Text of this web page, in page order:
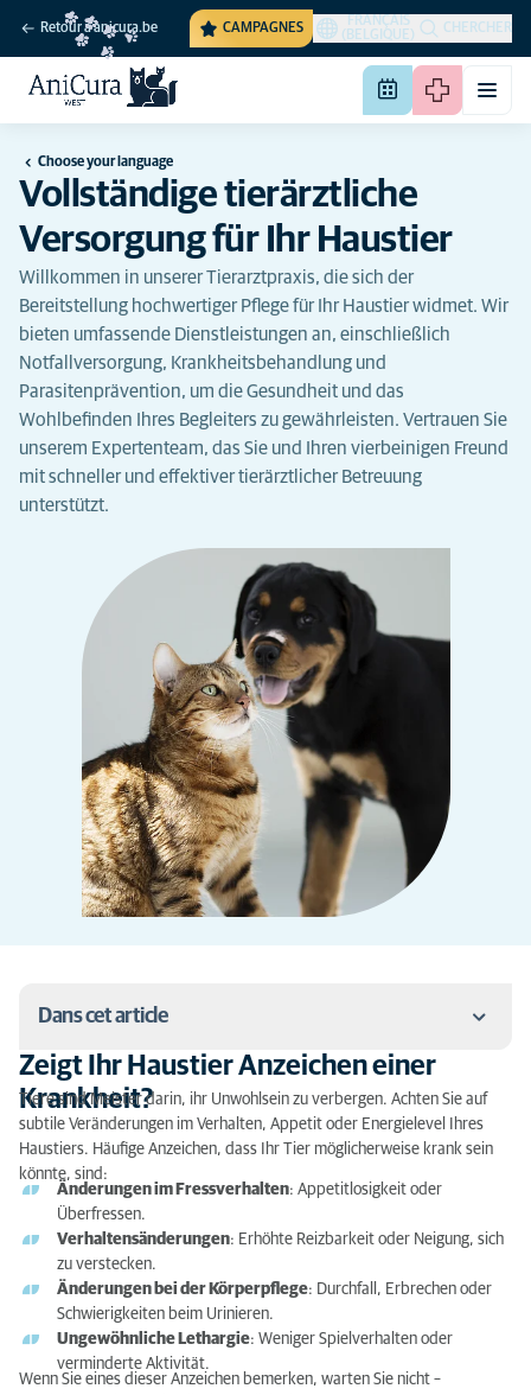
Retour à anicura.be CAMPAGNES
FRANÇAIS
(BELGIQUE)
CHERCHER
Choose your language
Vollständige tierärztliche
Versorgung für Ihr Haustier
Willkommen in unserer Tierarztpraxis, die sich der
Bereitstellung hochwertiger Pflege für Ihr Haustier widmet. Wir
bieten umfassende Dienstleistungen an, einschließlich
Notfallversorgung, Krankheitsbehandlung und
Parasitenprävention, um die Gesundheit und das
Wohlbefinden Ihres Begleiters zu gewährleisten. Vertrauen Sie
unserem Expertenteam, das Sie und Ihren vierbeinigen Freund
mit schneller und effektiver tierärztlicher Betreuung
unterstützt.
Dans cet article
Zeigt Ihr Haustier Anzeichen einer Krankheit?
Was tun im Notfall?
Was tun bei Parasiten?
Tipps für die Kommunikation mit dem Tierarzt,
wenn Sie kein Französisch sprechen
Zeigt Ihr Haustier Anzeichen einer
Krankheit?
Tiere sind Meister darin, ihr Unwohlsein zu verbergen. Achten Sie auf
subtile Veränderungen im Verhalten, Appetit oder Energielevel Ihres
Haustiers. Häufige Anzeichen, dass Ihr Tier möglicherweise krank sein
könnte, sind:
Änderungen im Fressverhalten: Appetitlosigkeit oder
Überfressen.
Verhaltensänderungen: Erhöhte Reizbarkeit oder Neigung, sich
zu verstecken.
Änderungen bei der Körperpflege: Durchfall, Erbrechen oder
Schwierigkeiten beim Urinieren.
Ungewöhnliche Lethargie: Weniger Spielverhalten oder
verminderte Aktivität.
Wenn Sie eines dieser Anzeichen bemerken, warten Sie nicht –